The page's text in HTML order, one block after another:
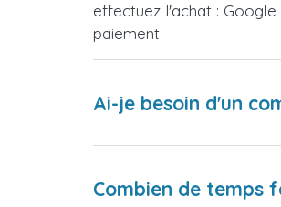
effectuez l'achat :
paiement.
Ai-je besoin d'un
Combien de temps